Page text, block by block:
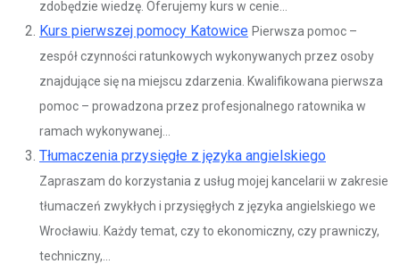
zdobędzie wiedzę. Oferujemy kurs w cenie...
Kurs pierwszej pomocy Katowice Pierwsza pomoc –
zespół czynności ratunkowych wykonywanych przez osoby
znajdujące się na miejscu zdarzenia. Kwalifikowana pierwsza
pomoc – prowadzona przez profesjonalnego ratownika w
ramach wykonywanej...
Tłumaczenia przysięgłe z języka angielskiego
Zapraszam do korzystania z usług mojej kancelarii w zakresie
tłumaczeń zwykłych i przysięgłych z języka angielskiego we
Wrocławiu. Każdy temat, czy to ekonomiczny, czy prawniczy,
techniczny,...